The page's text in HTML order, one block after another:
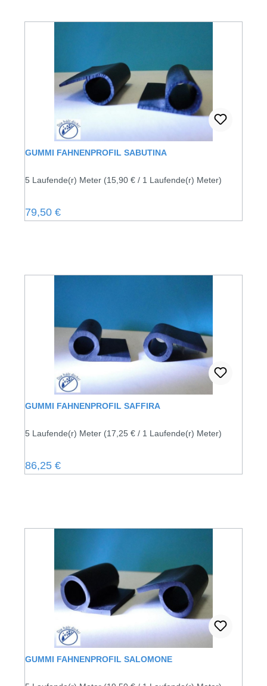
GUMMI FAHNENPROFIL SABUTINA
5 Laufende(r) Meter (15,90 € / 1 Laufende(r) Meter)
Regulärer Preis:
79,50 €
GUMMI FAHNENPROFIL SAFFIRA
5 Laufende(r) Meter (17,25 € / 1 Laufende(r) Meter)
Regulärer Preis:
86,25 €
GUMMI FAHNENPROFIL SALOMONE